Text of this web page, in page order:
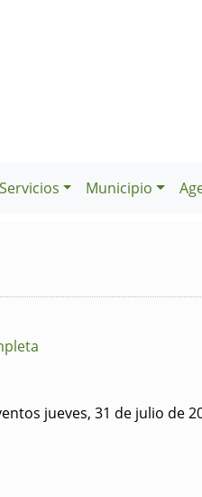
Servicios Municipio
jueves, 31 de julio de